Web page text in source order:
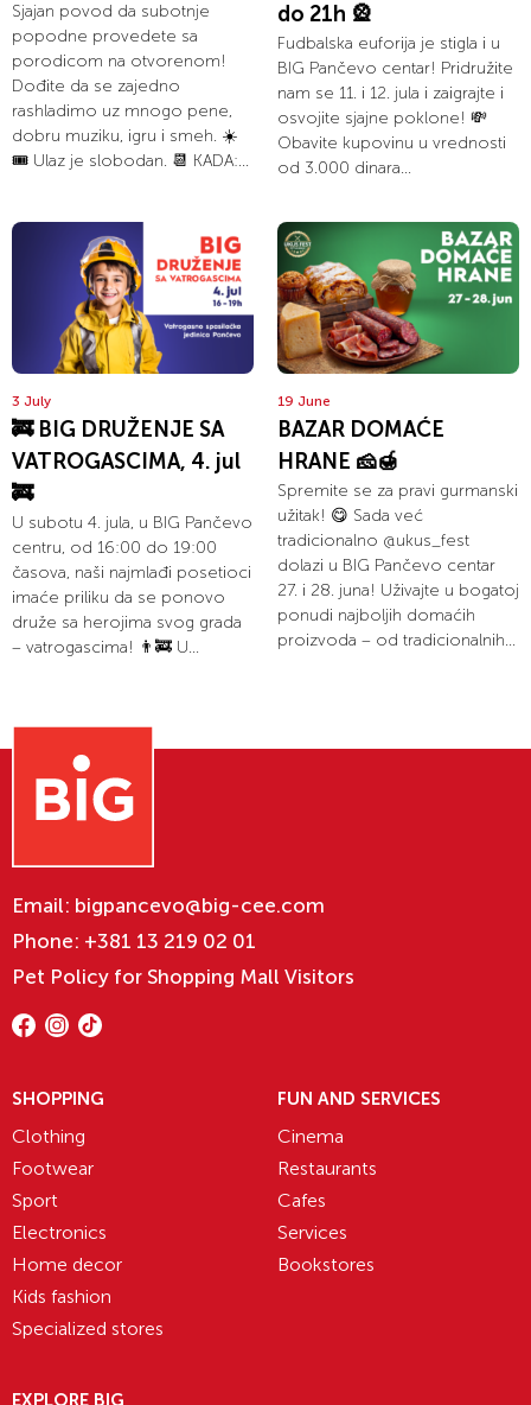
Sjajan povod da subotnje
popodne provedete sa
porodicom na otvorenom!
Dođite da se zajedno
rashladimo uz mnogo pene,
dobru muziku, igru i smeh. ☀️
🎟️ Ulaz je slobodan. 📆 KADA:...
do 21h 🎡
Fudbalska euforija je stigla i u
BIG Pančevo centar! Pridružite
nam se 11. i 12. jula i zaigrajte i
osvojite sjajne poklone! 💸
Obavite kupovinu u vrednosti
od 3.000 dinara...
3 July
🚒 BIG DRUŽENJE SA
VATROGASCIMA, 4. jul
🚒
U subotu 4. jula, u BIG Pančevo
centru, od 16:00 do 19:00
časova, naši najmlađi posetioci
imaće priliku da se ponovo
druže sa herojima svog grada
– vatrogascima! 👨‍🚒 U...
19 June
BAZAR DOMAĆE
HRANE 🧀🍯
Spremite se za pravi gurmanski
užitak! 😋 Sada već
tradicionalno @ukus_fest
dolazi u BIG Pančevo centar
27. i 28. juna! Uživajte u bogatoj
ponudi najboljih domaćih
proizvoda – od tradicionalnih...
Email: bigpancevo@big-cee.com
Phone: +381 13 219 02 01
Pet Policy for Shopping Mall Visitors
SHOPPING
Clothing
Footwear
Sport
Electronics
Home decor
Kids fashion
Specialized stores
FUN AND SERVICES
Cinema
Restaurants
Cafes
Services
Bookstores
EXPLORE BIG